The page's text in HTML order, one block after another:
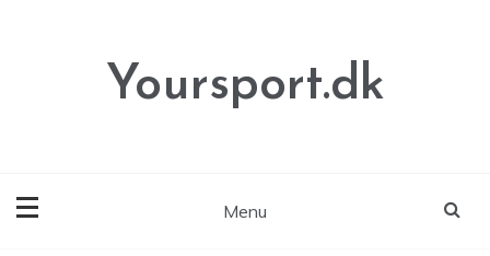
Yoursport.dk
Menu